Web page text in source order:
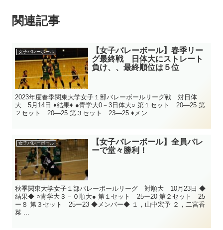
関連記事
女子バレーボール
【女子バレーボール】春季リー
グ最終戦 日体大にストレート
負け、、最終順位は５位
2023年度春季関東大学女子１部バレーボールリーグ戦 対日体
大 5月14日 ♦結果♦ ●青学大0－3日体大○ 第１セット 20―25 第
２セット 20―25 第３セット 23―25 ♦メン...
女子バレーボール
【女子バレーボール】全員バレ
ーで堂々勝利！
秋季関東大学女子１部バレーボールリーグ 対順大 10月23日 ◆
結果◆ ○青学大３－０順大● 第１セット 25ー20 第２セット 25
ー８ 第３セット 25ー23 ◆メンバー◆ １，山中宏予 ２，二宮香
菜 ...